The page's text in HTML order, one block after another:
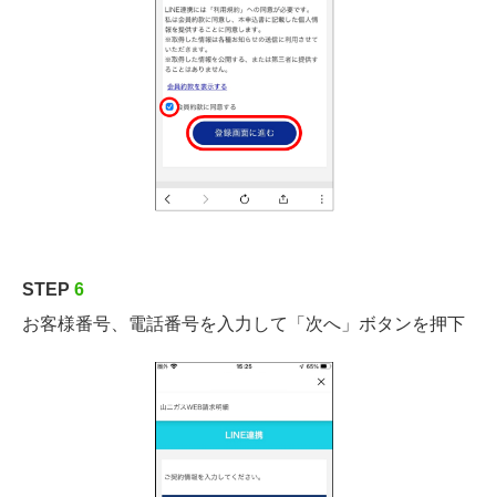
STEP 6
お客様番号、電話番号を入力して「次へ」ボタンを押下